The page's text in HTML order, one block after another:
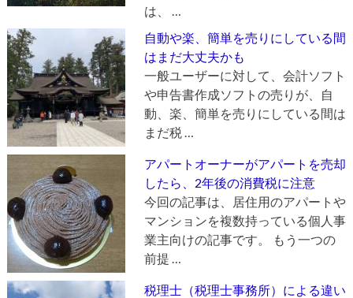
は、 …
自動や楽、簡単を売りにしている間
はまだ大丈夫かも
一般ユーザーに対して、会計ソフト
や申告書作成ソフトの売りが、自
動、楽、簡単を売りにしている間は
まだ税 …
アパートオーナーがアパートを売却
したら、2年後の消費税に注意
今回の記事は、居住用のアパートや
マンションを複数持っている個人事
業主向けの記事です。 もう一つの
前提 …
税理士（税理士事務所）による違い